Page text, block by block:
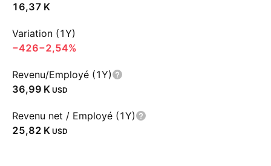
‪16,37 K‬
Variation (1Y)
−426−2,54%
Revenu/Employé (1Y)
‪36,99 K‬ USD
Revenu net / Employé (1Y)
‪25,82 K‬ USD